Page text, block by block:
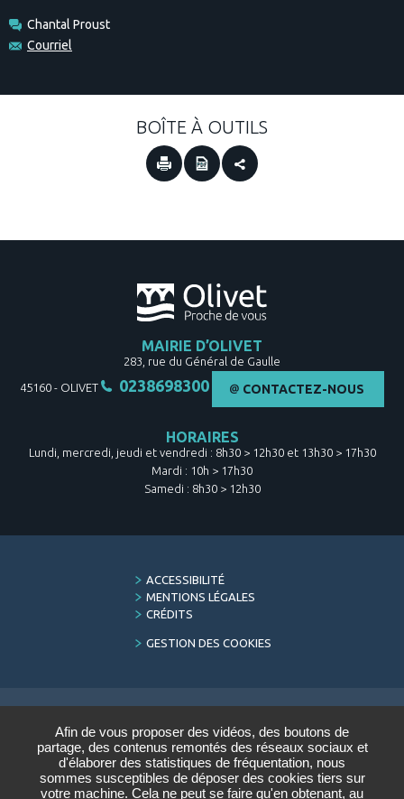
Afin de vous proposer des vidéos, des boutons de
partage, des contenus remontés des réseaux sociaux et
d'élaborer des statistiques de fréquentation, nous
sommes susceptibles de déposer des cookies tiers sur
votre machine. Cela ne peut se faire qu'en obtenant, au
Chantal Proust
Courriel
BOÎTE À OUTILS
MAIRIE D’OLIVET
283, rue du Général de Gaulle
45160 - OLIVET 0238698300 CONTACTEZ-NOUS
HORAIRES
Lundi, mercredi, jeudi et vendredi : 8h30 > 12h30 et 13h30 > 17h30
Mardi : 10h > 17h30
Samedi : 8h30 > 12h30
FOOTER
MENU
ACCESSIBILITÉ
MENTIONS LÉGALES
CRÉDITS
GESTION DES COOKIES
LETTRE D'INFORMATION
DU CONSERVATOIRE
Saisir votre adresse e-mail :